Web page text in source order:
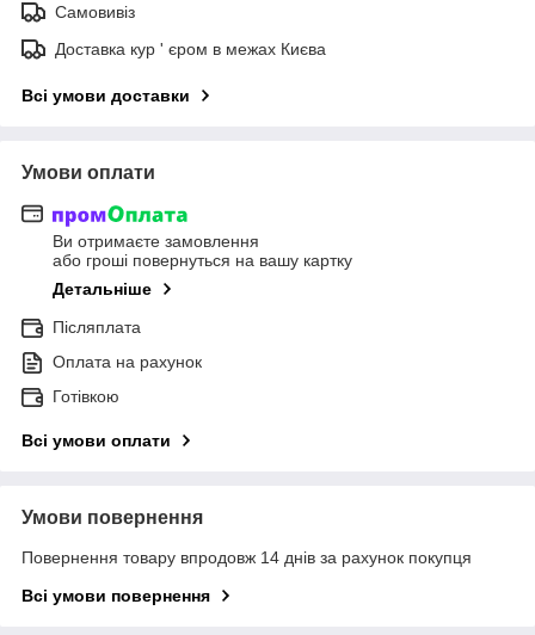
Самовивіз
Доставка кур ' єром в межах Києва
Всі умови доставки
Умови оплати
Ви отримаєте замовлення
або гроші повернуться на вашу картку
Детальніше
Післяплата
Оплата на рахунок
Готівкою
Всі умови оплати
Умови повернення
Повернення товару впродовж 14 днів за рахунок покупця
Всі умови повернення